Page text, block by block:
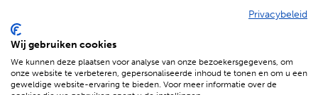
De voordelen van BBQenzo.nl
Privacybeleid
Wij gebruiken cookies
We kunnen deze plaatsen voor analyse van onze bezoekersgegevens, om
onze website te verbeteren, gepersonaliseerde inhoud te tonen en om u een
geweldige website-ervaring te bieden. Voor meer informatie over de